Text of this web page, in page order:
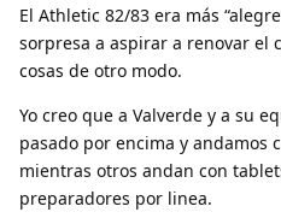
El Athletic 82/83 era más
sorpresa a aspirar a renovar el
cosas de otro modo.
Yo creo que a Valverde y a su
pasado por encima y andamos
mientras otros andan con
preparadores por linea.